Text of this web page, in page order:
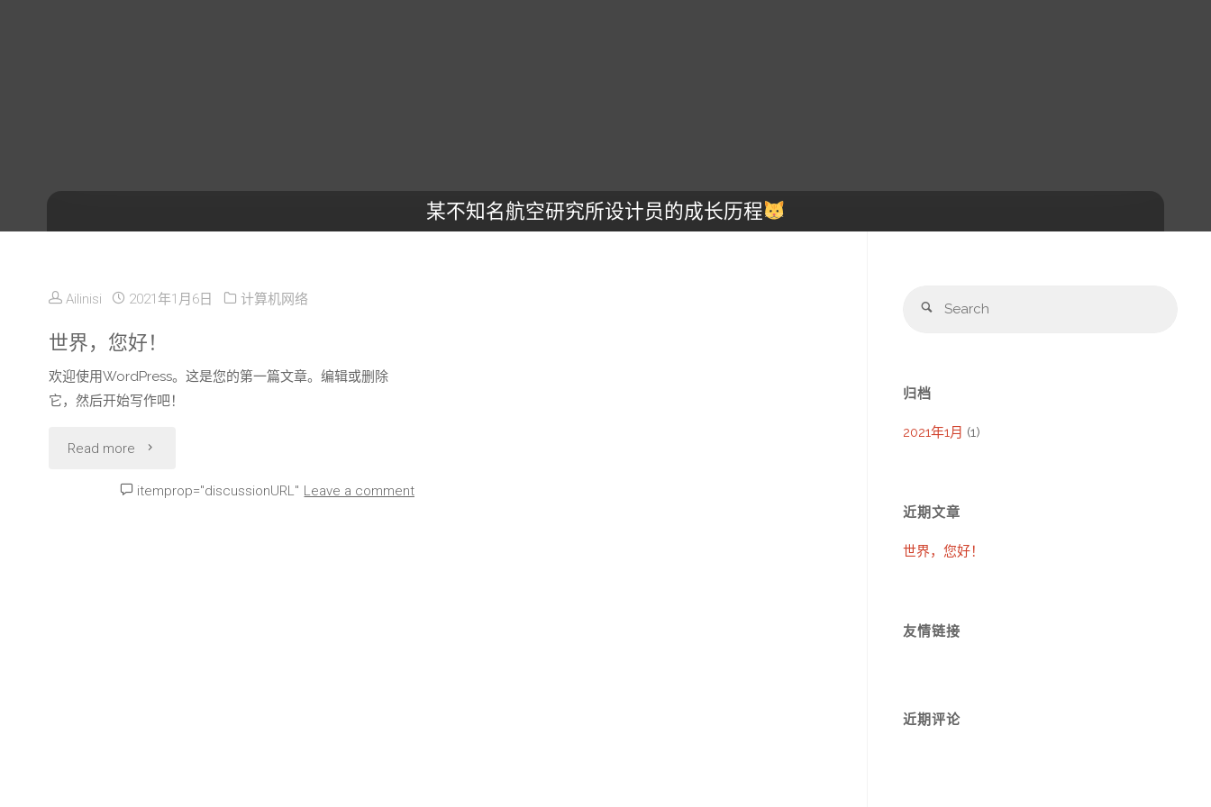
某不知名航空研究所设计员的成长历程
Ailinisi 2021年1月6日 计算机网络
世界，您好！
欢迎使用WordPress。这是您的第一篇文章。编辑或删除
它，然后开始写作吧！
Read more "世
界，
itemprop="discussionURL" Leave a comment
Search
归档
2021年1月 (1)
近期文章
世界，您好！
友情链接
近期评论